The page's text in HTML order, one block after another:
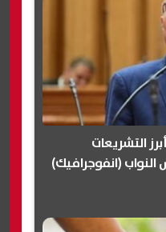
التشريعات
(انفوجرافيك)